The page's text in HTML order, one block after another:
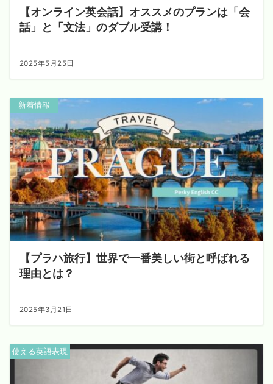
【オンライン英会話】オススメのプランは「会
話」と「文法」のダブル受講！
2025年5月25日
新着情報
【プラハ旅行】世界で一番美しい街と呼ばれる
理由とは？
2025年3月21日
使える英語表現